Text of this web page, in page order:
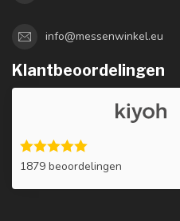
info@messenwinkel.eu
Klantbeoordelingen
1879 beoordelingen